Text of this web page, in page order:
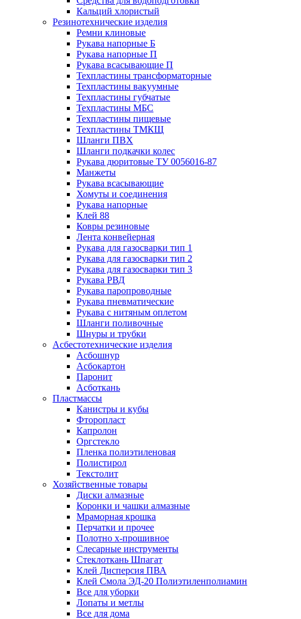
Кальций хлористый
Резинотехнические изделия
Ремни клиновые
Рукава напорные Б
Рукава напорные П
Рукава всасывающие П
Техпластины трансформаторные
Техпластины вакуумные
Техпластины губчатые
Техпластины МБС
Техпластины пищевые
Техпластины ТМКЩ
Шланги ПВХ
Шланги подкачки колес
Рукава дюритовые ТУ 0056016-87
Манжеты
Рукава всасывающие
Хомуты и соединения
Рукава напорные
Клей 88
Ковры резиновые
Лента конвейерная
Рукава для газосварки тип 1
Рукава для газосварки тип 2
Рукава для газосварки тип 3
Рукава РВД
Рукава паропроводные
Рукава пневматические
Рукава с нитяным оплетом
Шланги поливочные
Шнуры и трубки
Асбестотехнические изделия
Асбошнур
Асбокартон
Паронит
Асботкань
Пластмассы
Канистры и кубы
Фторопласт
Капролон
Оргстекло
Пленка полиэтиленовая
Полистирол
Текстолит
Хозяйственные товары
Диски алмазные
Коронки и чашки алмазные
Мраморная крошка
Перчатки и прочее
Полотно х-прошивное
Слесарные инструменты
Стеклоткань Шпагат
Клей Дисперсия ПВА
Клей Смола ЭД-20 Полиэтиленполиамин
Все для уборки
Лопаты и метлы
Все для дома